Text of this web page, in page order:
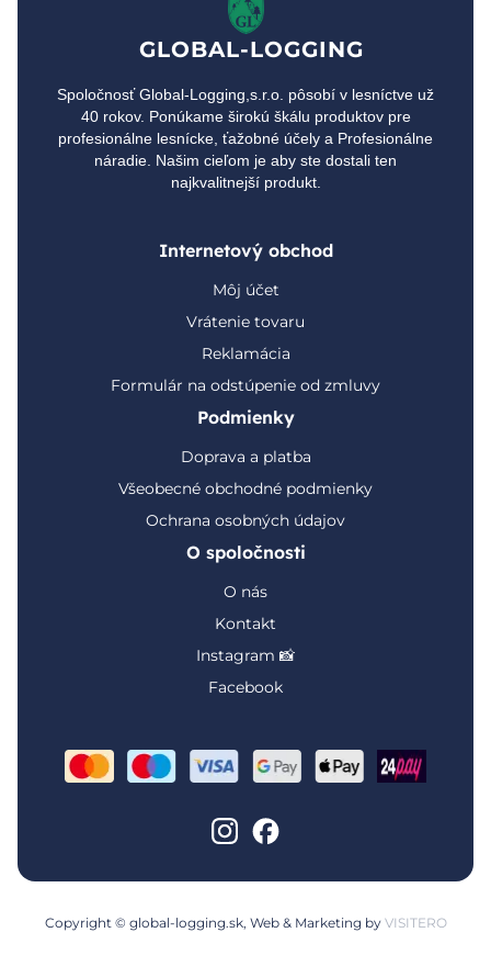
GLOBAL-LOGGING
Spoločnosť Global-Logging,s.r.o. pôsobí v lesníctve už
40 rokov. Ponúkame širokú škálu produktov pre
profesionálne lesnícke, ťažobné účely a Profesionálne
náradie. Našim cieľom je aby ste dostali ten
najkvalitnejší produkt.
Internetový obchod
Môj účet
Vrátenie tovaru
Reklamácia
Formulár na odstúpenie od zmluvy
Podmienky
Doprava a platba
Všeobecné obchodné podmienky
Ochrana osobných údajov
O spoločnosti
O nás
Kontakt
Instagram 📸
Facebook
Copyright © global-logging.sk, Web & Marketing by VISITERO